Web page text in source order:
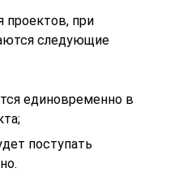
проектов, при
следующие
единовременно в
поступать